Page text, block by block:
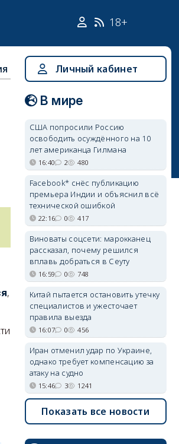
18+
,
Личный кабинет
В мире
США попросили Россию
освободить осуждённого на 10
лет американца Гилмана
16:40 2 480
Facebook* снёс публикацию
премьера Индии и объяснил всё
технической ошибкой
22:16 0 417
Виноваты соцсети: марокканец
рассказал, почему решился
вплавь добраться в Сеуту
16:59 0 748
Китай пытается остановить утечку
специалистов и ужесточает
правила выезда
16:07 0 456
Иран отменил удар по Украине,
однако требует компенсацию за
атаку на судно
15:46 3 1241
Показать все новости